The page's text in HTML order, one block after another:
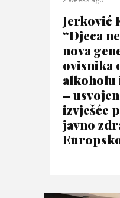
Jerković
“Djeca
nova
ovisnika
alkoholu
–
izvješće
javno